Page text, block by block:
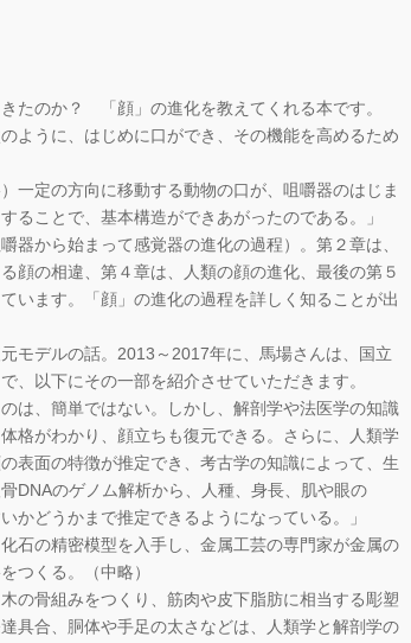
のか？ 「顔」の進化を教えてくれる本です。
ように、はじめに口ができ、その機能を高めるため
一定の方向に移動する動物の口が、咀嚼器のはじま
ることで、基本構造ができあがったのである。」
から始まって感覚器の進化の過程）。第２章は、
顔の相違、第４章は、人類の顔の進化、最後の第５
います。「顔」の進化の過程を詳しく知ることが出
モデルの話。2013～2017年に、馬場さんは、国立
、以下にその一部を紹介させていただきます。
は、簡単ではない。しかし、解剖学や法医学の知識
格がわかり、顔立ちも復元できる。さらに、人類学
表面の特徴が推定でき、考古学の知識によって、生
DNAのゲノム解析から、人種、身長、肌や眼の
かどうかまで推定できるようになっている。」
石の精密模型を入手し、金属工芸の専門家が金属の
つくる。（中略）
の骨組みをつくり、筋肉や皮下脂肪に相当する彫塑
具合、胴体や手足の太さなどは、人類学と解剖学の